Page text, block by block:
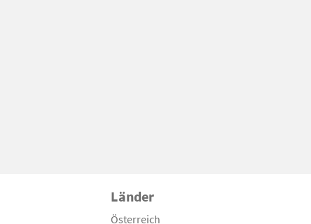
Länder
Österreich